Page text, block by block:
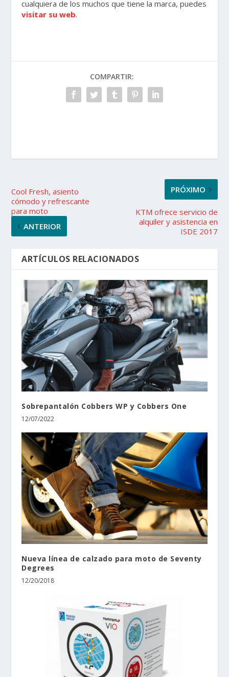
cualquiera de los muchos que tiene la marca, puedes
visitar su web.
COMPARTIR:
Cool Fresh, asiento
cómodo y refrescante
para moto
ANTERIOR
PRÓXIMO
KTM ofrece servicio de
alquiler y asistencia en
ISDE 2017
ARTÍCULOS RELACIONADOS
Sobrepantalón Cobbers WP y Cobbers One
12/07/2022
Nueva línea de calzado para moto de Seventy
Degrees
12/20/2018